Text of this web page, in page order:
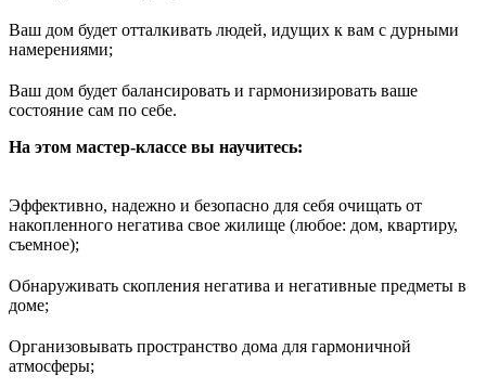
Ваш дом будет отталкивать людей, идущих к вам с дурными
намерениями;
Ваш дом будет балансировать и гармонизировать ваше
состояние сам по себе.
На этом мастер-классе вы научитесь:
Эффективно, надежно и безопасно для себя очищать от
накопленного негатива свое жилище (любое: дом, квартиру,
съемное);
Обнаруживать скопления негатива и негативные предметы в
доме;
Организовывать пространство дома для гармоничной
атмосферы;